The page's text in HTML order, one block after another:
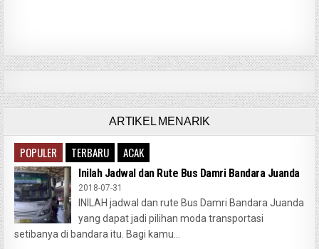
ARTIKEL MENARIK
POPULER TERBARU ACAK
Inilah Jadwal dan Rute Bus Damri Bandara Juanda
2018-07-31
INILAH jadwal dan rute Bus Damri Bandara Juanda
yang dapat jadi pilihan moda transportasi
setibanya di bandara itu. Bagi kamu...